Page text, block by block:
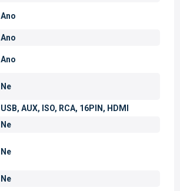
Ano
Ano
Ano
Ne
USB, AUX, ISO, RCA, 16PIN, HDMI
Ne
Ne
Ne